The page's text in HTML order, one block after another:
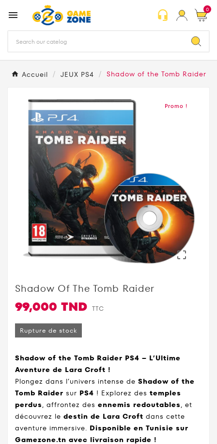
 headset_mic 0
Accueil JEUX PS4 Shadow of the Tomb Raider
Promo !

Shadow Of The Tomb Raider
99,000 TND TTC
Rupture de stock
Shadow of the Tomb Raider PS4 – L’Ultime
Aventure de Lara Croft !
Plongez dans l’univers intense de Shadow of the
Tomb Raider sur PS4 ! Explorez des temples
perdus, affrontez des ennemis redoutables, et
découvrez le destin de Lara Croft dans cette
aventure immersive. Disponible en Tunisie sur
Gamezone.tn avec livraison rapide !